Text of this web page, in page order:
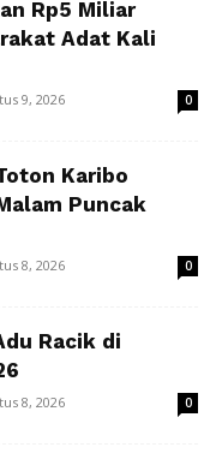
Rp5 Miliar
Adat Kali
9, 2026 0
Karibo
Puncak
8, 2026 0
Racik di
8, 2026 0